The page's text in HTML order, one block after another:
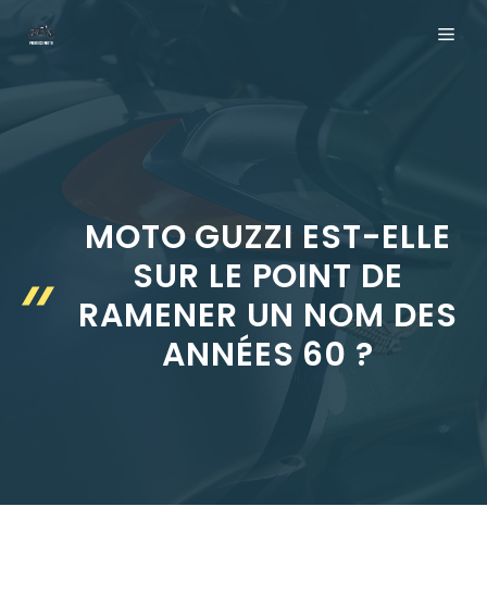
MOTO GUZZI EST-ELLE
SUR LE POINT DE
RAMENER UN NOM DES
ANNÉES 60 ?